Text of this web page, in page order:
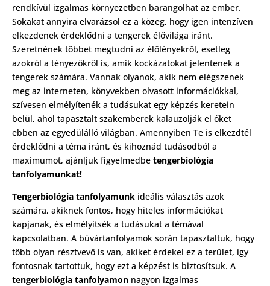
rendkívül izgalmas környezetben barangolhat az ember.
Sokakat annyira elvarázsol ez a közeg, hogy igen intenzíven
elkezdenek érdeklődni a tengerek élővilága iránt.
Szeretnének többet megtudni az élőlényekről, esetleg
azokról a tényezőkről is, amik kockázatokat jelentenek a
tengerek számára. Vannak olyanok, akik nem elégszenek
meg az interneten, könyvekben olvasott információkkal,
szívesen elmélyítenék a tudásukat egy képzés keretein
belül, ahol tapasztalt szakemberek kalauzolják el őket
ebben az egyedülálló világban. Amennyiben Te is elkezdtél
érdeklődni a téma iránt, és kihoznád tudásodból a
maximumot, ajánljuk figyelmedbe tengerbiológia
tanfolyamunkat!
Tengerbiológia tanfolyamunk ideális választás azok
számára, akiknek fontos, hogy hiteles információkat
kapjanak, és elmélyítsék a tudásukat a témával
kapcsolatban. A búvártanfolyamok során tapasztaltuk, hogy
több olyan résztvevő is van, akiket érdekel ez a terület, így
fontosnak tartottuk, hogy ezt a képzést is biztosítsuk. A
tengerbiológia tanfolyamon nagyon izgalmas